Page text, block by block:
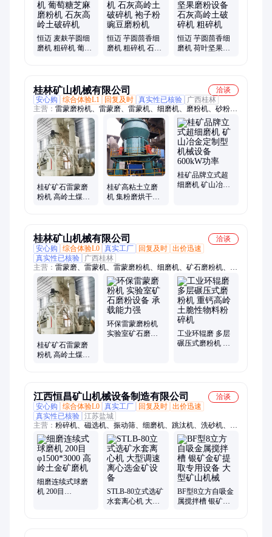
合机、30B粉碎机、沸腾制粒干燥机、沸腾制粒机、沸腾干燥
机、摇摆颗粒机、旋转制粒机、摇摆制粒机、旋转颗粒机、喷雾
干燥机、工业烘箱、万能粉碎机、三维运动混合机、旋转闪蒸干
燥机
恒迈 麦麸芋圆细
磨机 粗碎机 葡萄
恒迈 芋圆茴香细
磨机 粗碎机 石灰
恒迈 芋圆茴香细
磨机 荷叶坚果磨
桂林矿山机械有限公司
洽谈
安心购
综合体验L1 回复及时 真实性已核验
广西桂林
主营： 雷蒙磨粉机、雷蒙磨、雷蒙机、细磨机、磨粉机、砂粉一
体机、氢氧化钙、氢氧化钙生产线、立式磨、立磨机、超细立
磨、破碎机、制砂机、环辊磨、选粉机、球磨机、微粉机、磨煤
机、分级机、钙粉机、重晶石、方解石、石灰石、锰矿石、石英
石
桂矿矿石雷蒙磨
粉机 高岭土煤矸
桂矿高粘土立磨
机 集粉磨烘干收
桂矿品牌立式超
细磨机 矿山冶金
桂林矿山机械有限公司
洽谈
安心购
综合体验L0 真实工厂 回复及时 出价迅速
真实性已核验
广西桂林
主营： 雷蒙磨、雷蒙机、雷蒙磨粉机、细磨机、矿石磨粉机、超
细粉磨机、砂粉一体机、立磨、立磨机、立式磨粉机、矿渣立磨
生产线、氢氧化钙生产线、氢氧化钙设备、环辊磨、环辊磨粉
机、球磨机、球磨分级机、破碎机、粉磨机、超细雷蒙磨机、碳
酸钙立磨设备、磨粉机生产线、矿石雷蒙机、重钙雷蒙磨粉机、
环保雷蒙机、小型破碎机
桂矿矿石雷蒙磨
粉机 高岭土煤矸
环保雷蒙磨粉机
实验室矿石磨粉
工业环辊磨 多层
碾压式磨粉机 重
江西恒昌矿山机械设备制造有限公司
洽谈
安心购
综合体验L0 真实工厂 回复及时 出价迅速
真实性已核验 江苏盐城
主营： 粉碎机、磁选机、振动筛、细磨机、跳汰机、洗砂机、洗
石机、碾金机、洗矿机、球磨机、浮选机、螺旋溜槽、给料机、
滚筒筛、棒磨机、破碎机、搅拌桶、选矿设备、选矿离心机、选
金设备、沙金设备、金矿设备、选矿生产线、滚筒洗矿机、圆筒
筛、浸出槽
细磨连续式球磨
机 200目
STLB-80立式选矿
水套离心机 大型
BF型8立方自吸金
属搅拌槽 银矿金